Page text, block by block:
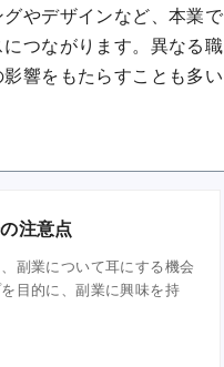
やデザインなど、本業で
つながります。異なる職
響をもたらすことも多い
注意点
副業について耳にする機会
目的に、副業に興味を持